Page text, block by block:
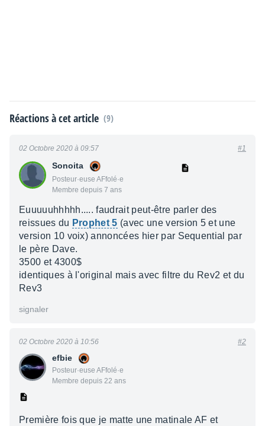
Réactions à cet article (9)
Sonoita
Posteur·euse AFfolé·e
Membre depuis 7 ans
02 Octobre 2020 à 09:57 #1
Euuuuuhhhhh..... faudrait peut-être parler des
reissues du Prophet 5 (avec une version 5 et une
version 10 voix) annoncées hier par Sequential par
le père Dave.
3500 et 4300$
identiques à l'original mais avec filtre du Rev2 et du
Rev3
signaler
efbie
Posteur·euse AFfolé·e
Membre depuis 22 ans
02 Octobre 2020 à 10:56 #2
Première fois que je matte une matinale AF et